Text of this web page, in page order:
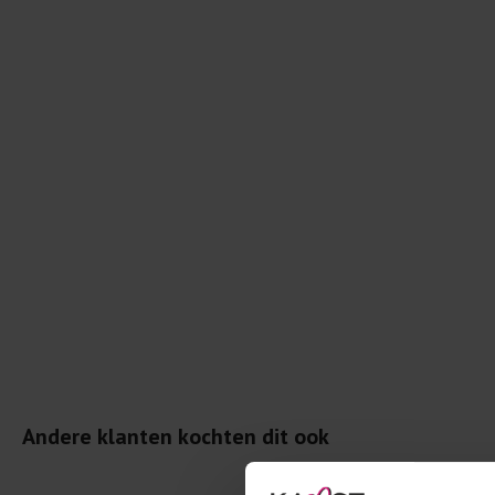
Andere klanten kochten dit ook